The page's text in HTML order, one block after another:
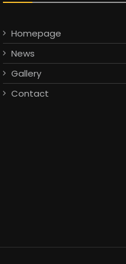
Homepage
News
Gallery
Contact